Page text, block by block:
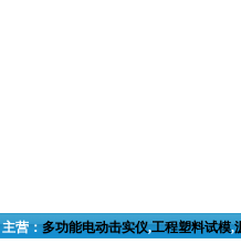
主营：多功能电动击实仪,工程塑料试模,